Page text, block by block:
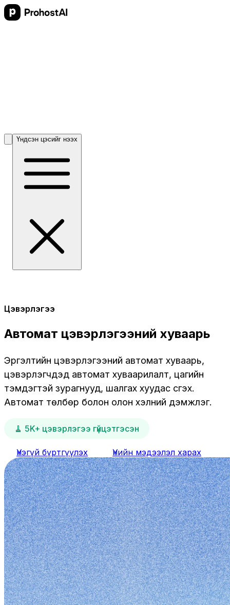
Үндсэн цэсийг нээх
Цэвэрлэгээ
Автомат цэвэрлэгээний хуваарь
Эргэлтийн цэвэрлэгээний автомат хуваарь,
цэвэрлэгчдэд автомат хуваарилалт, цагийн
тэмдэгтэй зурагнууд, шалгах хуудас үүсгэх.
Автомат төлбөр болон олон хэлний дэмжлэг.
🧹 5K+ цэвэрлэгээ гүйцэтгэсэн
Үнэгүй бүртгүүлэх Үнийн мэдээлэл харах